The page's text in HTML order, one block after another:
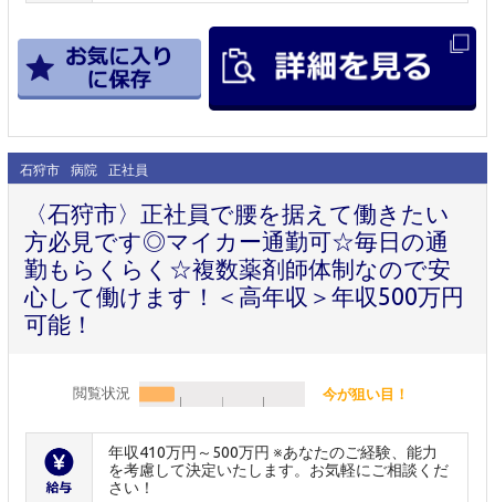
石狩市 病院 正社員
〈石狩市〉正社員で腰を据えて働きたい
方必見です◎マイカー通勤可☆毎日の通
勤もらくらく☆複数薬剤師体制なので安
心して働けます！＜高年収＞年収500万円
可能！
閲覧状況 今が狙い目！
年収410万円～500万円 ※あなたのご経験、能力
を考慮して決定いたします。お気軽にご相談くだ
さい！